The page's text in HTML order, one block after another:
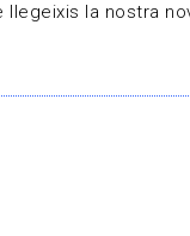
la nostra